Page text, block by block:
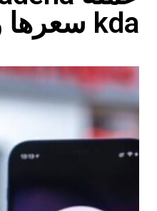
kda سعرها ومستقبلها